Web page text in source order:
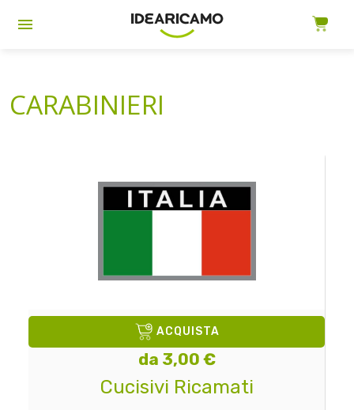
CARABINIERI
ACQUISTA
da 3,00 €
Cucisivi Ricamati